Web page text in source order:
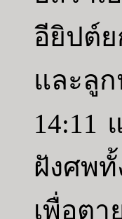
อียิปต์
และลูก
14:11
ฝังศพ
เพื่อต